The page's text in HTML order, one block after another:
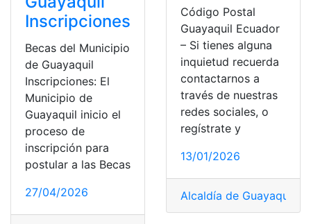
Inscripciones
Becas del Municipio
de Guayaquil
Inscripciones: El
Municipio de
Guayaquil inicio el
proceso de
inscripción para
postular a las Becas
27/04/2026
Código Postal
Guayaquil Ecuador
– Si tienes alguna
inquietud recuerda
contactarnos a
través de nuestras
redes sociales, o
regístrate y
13/01/2026
Alcaldía de Guayaquil